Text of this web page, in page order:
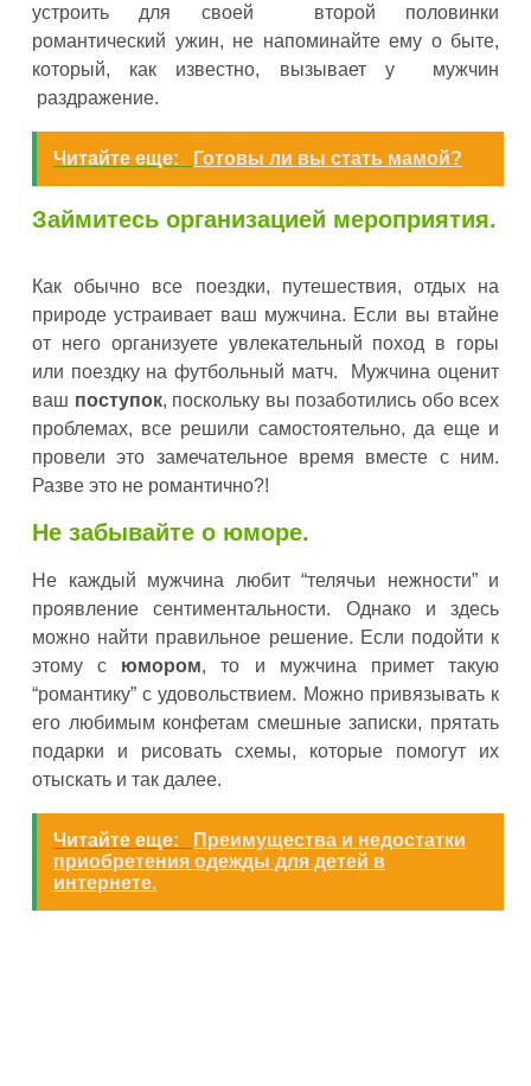
устроить для своей второй половинки
романтический ужин, не напоминайте ему о быте,
который, как известно, вызывает у мужчин
раздражение.
Читайте еще: Готовы ли вы стать мамой?
Займитесь организацией мероприятия.
Как обычно все поездки, путешествия, отдых на
природе устраивает ваш мужчина. Если вы втайне
от него организуете увлекательный поход в горы
или поездку на футбольный матч. Мужчина оценит
ваш поступок, поскольку вы позаботились обо всех
проблемах, все решили самостоятельно, да еще и
провели это замечательное время вместе с ним.
Разве это не романтично?!
Не забывайте о юморе.
Не каждый мужчина любит “телячьи нежности” и
проявление сентиментальности. Однако и здесь
можно найти правильное решение. Если подойти к
этому с юмором, то и мужчина примет такую
“романтику” с удовольствием. Можно привязывать к
его любимым конфетам смешные записки, прятать
подарки и рисовать схемы, которые помогут их
отыскать и так далее.
Читайте еще:
Преимущества и недостатки
приобретения одежды для детей в
интернете.